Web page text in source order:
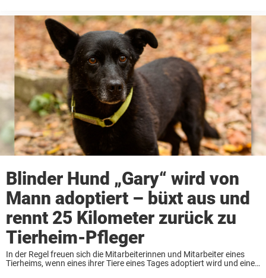
Blinder Hund „Gary“ wird von
Mann adoptiert – büxt aus und
rennt 25 Kilometer zurück zu
Tierheim-Pfleger
In der Regel freuen sich die Mitarbeiterinnen und Mitarbeiter eines
Tierheims, wenn eines ihrer Tiere eines Tages adoptiert wird und eine